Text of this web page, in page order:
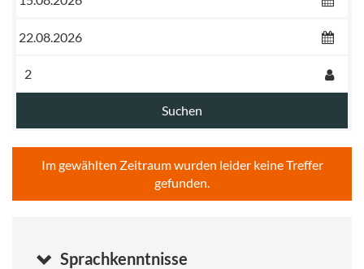
Suchen
Im gewählten Zeitraum wurden leider keine Treffer
gefunden.
Sprachkenntnisse